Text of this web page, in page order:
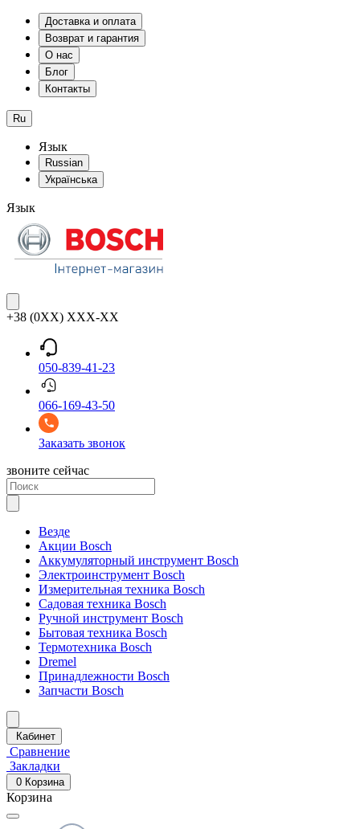
Доставка и оплата
Возврат и гарантия
О нас
Блог
Контакты
Ru
Язык
Russian
Українська
Язык
+38 (0XX) XXX-XX
050-839-41-23
066-169-43-50
Заказать звонок
звоните сейчас
Везде
Акции Bosch
Аккумуляторный инструмент Bosch
Электроинструмент Bosch
Измерительная техника Bosch
Садовая техника Bosch
Ручной инструмент Bosch
Бытовая техника Bosch
Термотехника Bosch
Dremel
Принадлежности Bosch
Запчасти Bosch
Кабинет
Сравнение
Закладки
0 Корзина
Корзина